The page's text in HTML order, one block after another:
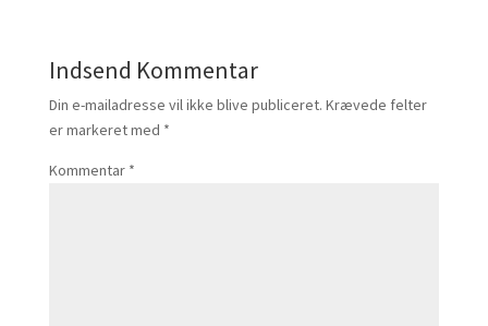
Indsend Kommentar
Din e-mailadresse vil ikke blive publiceret. Krævede felter
er markeret med *
Kommentar *